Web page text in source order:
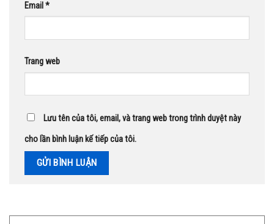
Email *
Trang web
Lưu tên của tôi, email, và trang web trong trình duyệt này
cho lần bình luận kế tiếp của tôi.